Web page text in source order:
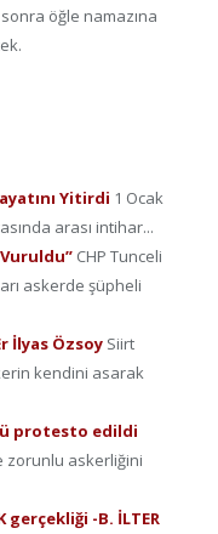
öğle namazına
Yitirdi 1 Ocak
arası intihar...
CHP Tunceli
askerde şüpheli
İlyas Özsoy Siirt
kendini asarak
protesto edildi
zorunlu askerliğini
gerçekliği -B. İLTER